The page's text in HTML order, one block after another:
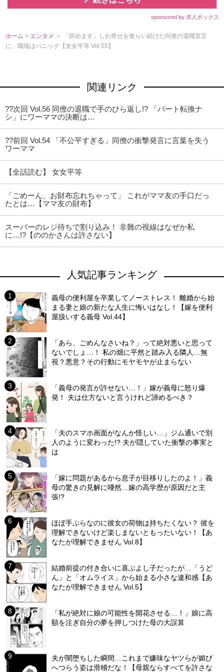
sponsored by 求人ボックス
ホーム > エンタメ ＞ 「辞めます」しわ寄せを食らい続けた同僚の退職宣言
に、職場はパニック【女女平等 Vol.55】
関連リンク
??次回 Vol.56 同僚の退職で手のひら返し!? 「パート転換ナ
シ」にワーママの決断は…
??前回 Vol.54 「不公平すぎる」同僚の衝撃発言に言葉を失う
ワーママ
【全話読む】 女女平等
「ごめーん、お財布忘れちゃって」 これがママ友の手口だっ
たとは…【ママ友の財布】
スーパーのレジ待ちで割り込み！ 非難の視線はなぜか私
に…!?【ののかさんは許さない】
人気記事ランキング
義母の便利屋を卒業してノーストレス！ 離婚から始
まる妻と娘の新たな人生に悔いはなし！【嫁を便利
屋扱いする義母 Vol.44】
「あら、ごめんなさいね？」って絶対悪いと思って
ないでしょ…！ 私の畑に平然と踏み入る隣人…無
視？悪意？その行動にモヤモヤが止まらない
「義母の発言が許せない…！」嫁が義母に怒り爆
発！ 夫は仕方ないと言うけれど諦めるべき？
「夫のスマホ画面がなんか怪しい…」ジム通いで別
人のように変わった!? 夫が隠していた衝撃の事実と
は
「嫁に問題があるから息子が目移りしたのよ！」義
母の驚きの見解に唖然…嫁の高学歴が原因だと主
張!?
ほぼ手ぶらなのに彼女の荷物は持ちたくない？ 彼を
理解できないけど楽しまないともったいない！【あ
なたが理解できません Vol.8】
結婚前提の付き合いに喜ぶよし子だったが…「うど
ん」と「オムライス」から始まる小さな違和感【あ
なたが理解できません Vol.5】
「私が絶対に娘の可能性を開花させる…！」娘に高
額を注ぎ自分の夢を押しつけた母の大誤算
夫が闇堕ちした瞬間…これまで嫌味なヤツらが媚び
へつらう姿は滑稽だな！【母親ならすべてを許さな